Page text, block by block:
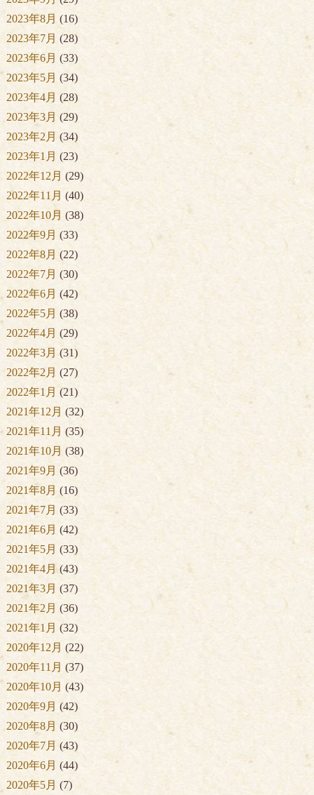
2023年8月 (16)
2023年7月 (28)
2023年6月 (33)
2023年5月 (34)
2023年4月 (28)
2023年3月 (29)
2023年2月 (34)
2023年1月 (23)
2022年12月 (29)
2022年11月 (40)
2022年10月 (38)
2022年9月 (33)
2022年8月 (22)
2022年7月 (30)
2022年6月 (42)
2022年5月 (38)
2022年4月 (29)
2022年3月 (31)
2022年2月 (27)
2022年1月 (21)
2021年12月 (32)
2021年11月 (35)
2021年10月 (38)
2021年9月 (36)
2021年8月 (16)
2021年7月 (33)
2021年6月 (42)
2021年5月 (33)
2021年4月 (43)
2021年3月 (37)
2021年2月 (36)
2021年1月 (32)
2020年12月 (22)
2020年11月 (37)
2020年10月 (43)
2020年9月 (42)
2020年8月 (30)
2020年7月 (43)
2020年6月 (44)
2020年5月 (7)